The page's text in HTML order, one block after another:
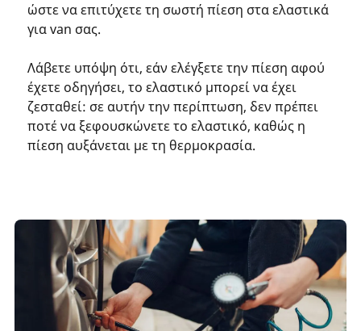
ώστε να επιτύχετε τη σωστή πίεση στα ελαστικά
για van σας.
Λάβετε υπόψη ότι, εάν ελέγξετε την πίεση αφού
έχετε οδηγήσει, το ελαστικό μπορεί να έχει
ζεσταθεί: σε αυτήν την περίπτωση, δεν πρέπει
ποτέ να ξεφουσκώνετε το ελαστικό, καθώς η
πίεση αυξάνεται με τη θερμοκρασία.